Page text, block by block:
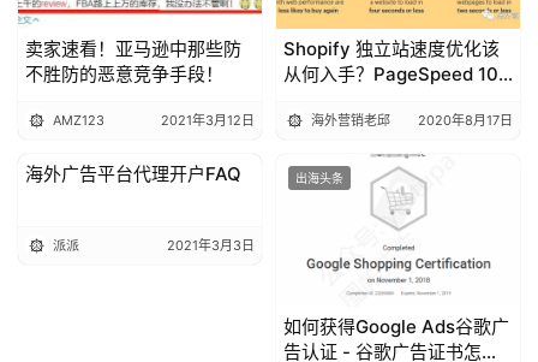
C
l
u
干
精
卖家速看！亚马逊中那些防
不胜防的恶意竞争手段！
AMZ123 2021年3月12日
Shopify 独立站速度优化该
从何入手？PageSpeed 100
海外营销老邱 2020年8月17日
出海头条
海外广告平台代理开户FAQ
派派 2021年3月3日
出海头条
如何获得Google Ads谷歌广
告认证 - 谷歌广告证书怎么